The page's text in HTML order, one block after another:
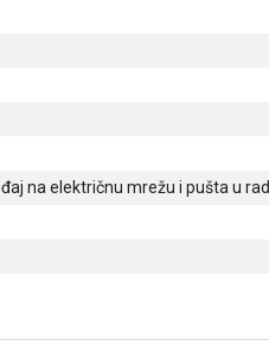
na električnu mrežu i pušta u rad.